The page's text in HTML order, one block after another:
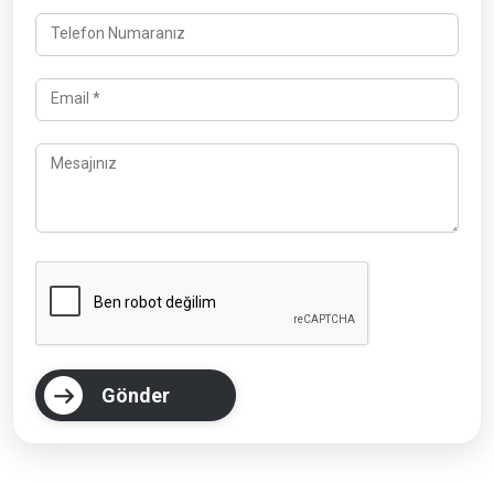
Telefon Numaranız
Email *
Mesajınız
Gönder